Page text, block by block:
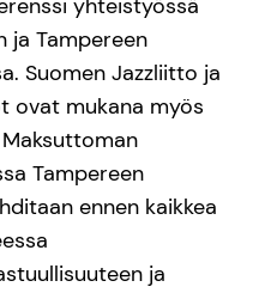
yhteistyössä
ja Tampereen
Suomen Jazzliitto ja
ovat mukana myös
Tampereen
ennen kaikkea
ja